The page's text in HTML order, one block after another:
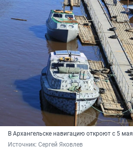
В Архангельске навигацию откроют с 5 мая
Источник: Сергей Яковлев